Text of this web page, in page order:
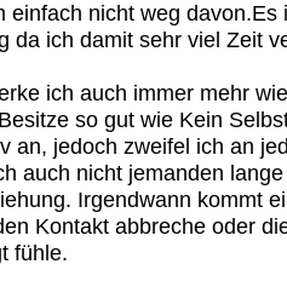
einfach nicht weg
da ich damit sehr viel Zeit
ich auch immer mehr
so gut wie Kein
an, jedoch zweifel ich an
auch nicht jemanden
Irgendwann kommt
Kontakt abbreche oder
fühle.